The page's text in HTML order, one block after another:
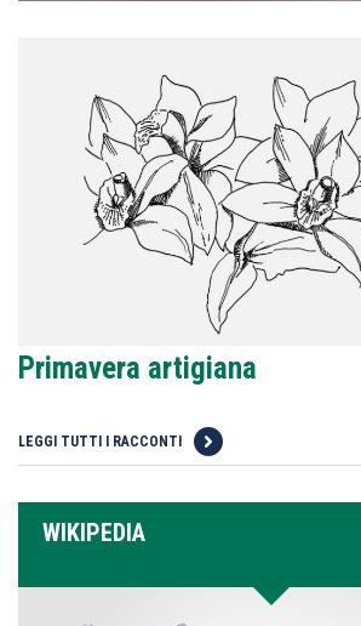
Primavera artigiana
LEGGI TUTTI I RACCONTI
WIKIPEDIA